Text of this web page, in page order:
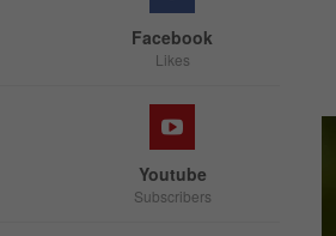
Facebook
Likes
Youtube
Subscribers